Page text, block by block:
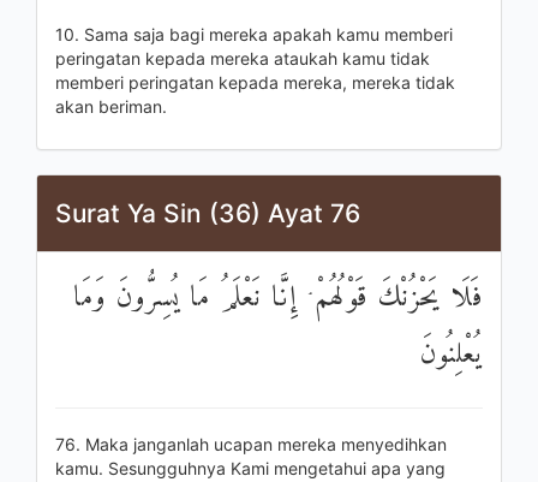
10. Sama saja bagi mereka apakah kamu memberi
peringatan kepada mereka ataukah kamu tidak
memberi peringatan kepada mereka, mereka tidak
akan beriman.
Surat Ya Sin (36) Ayat 76
فَلَا يَحْزُنْكَ قَوْلُهُمْ ۘ إِنَّا نَعْلَمُ مَا يُسِرُّونَ وَمَا
يُعْلِنُونَ
76. Maka janganlah ucapan mereka menyedihkan
kamu. Sesungguhnya Kami mengetahui apa yang